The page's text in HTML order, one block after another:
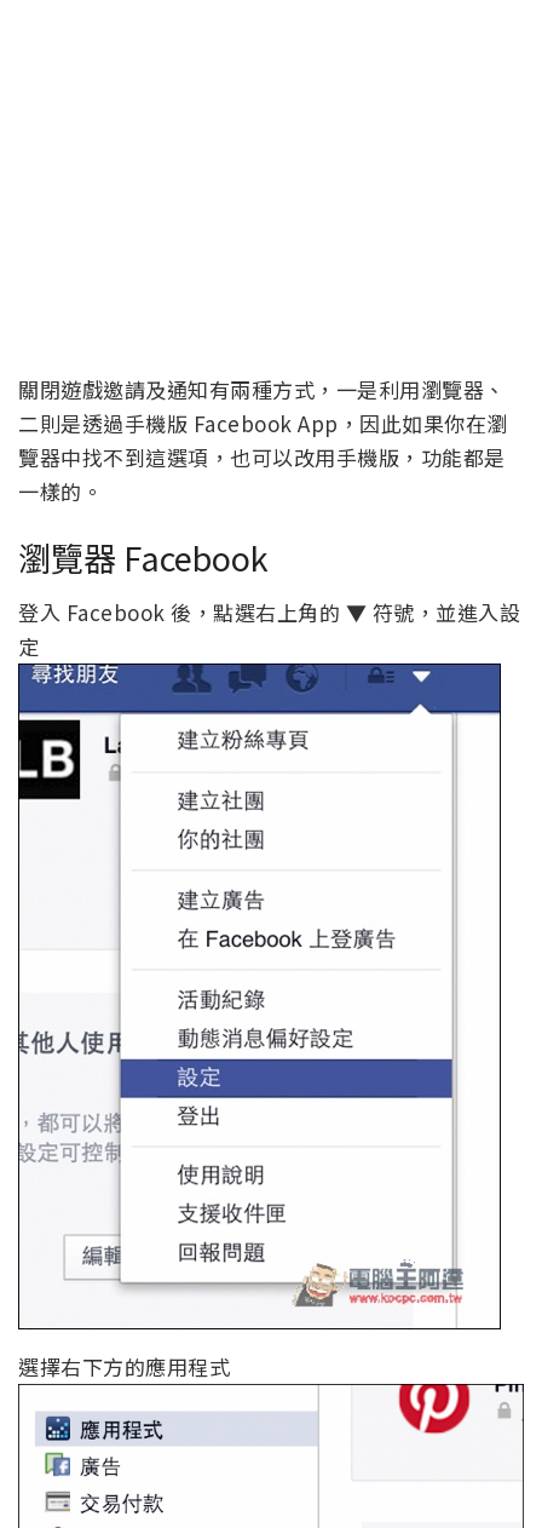
關閉遊戲邀請及通知有兩種方式，一是利用瀏覽器、
二則是透過手機版 Facebook App，因此如果你在瀏
覽器中找不到這選項，也可以改用手機版，功能都是
一樣的。
瀏覽器 Facebook
登入 Facebook 後，點選右上角的 ▼ 符號，並進入設
定
選擇右下方的應用程式